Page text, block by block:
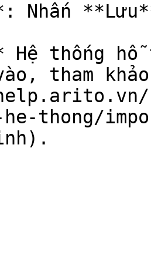
Nhấn
Hệ thống
tham
he-thong/